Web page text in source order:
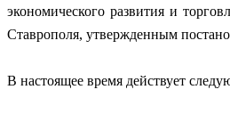
экономического развития и
Ставрополя, утвержденным
В настоящее время действует